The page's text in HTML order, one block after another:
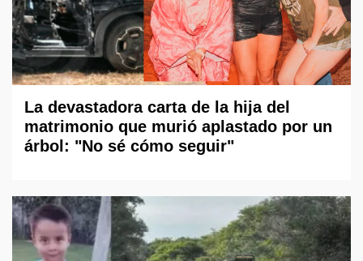
La devastadora carta de la hija del
matrimonio que murió aplastado por un
árbol: "No sé cómo seguir"